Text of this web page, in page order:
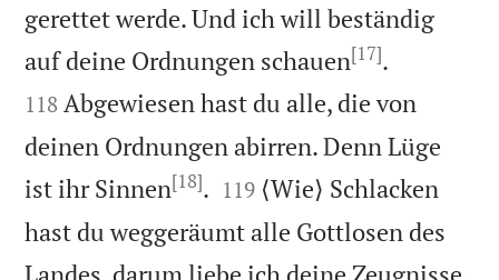
gerettet werde. Und ich will beständig
auf deine Ordnungen schauen[17].
118 Abgewiesen hast du alle, die von
deinen Ordnungen abirren. Denn Lüge
ist ihr Sinnen[18]. 

119 ⟨Wie⟩ Schlacken
hast du weggeräumt alle Gottlosen des